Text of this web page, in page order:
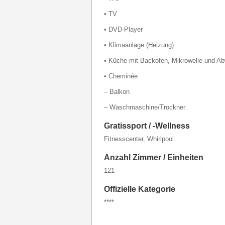
• TV
• DVD-Player
• Klimaanlage (Heizung)
• Küche mit Backofen, Mikrowelle und
• Cheminée
– Balkon
– Waschmaschine/Trockner
Gratissport / -Wellness
Fitnesscenter, Whirlpool.
Anzahl Zimmer / Einheiten
121
Offizielle Kategorie
****